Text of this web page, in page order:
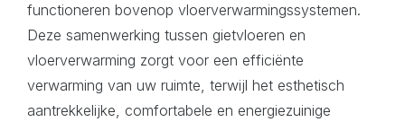
functioneren bovenop vloerverwarmingssystemen.
Deze samenwerking tussen gietvloeren en
vloerverwarming zorgt voor een efficiënte
verwarming van uw ruimte, terwijl het esthetisch
aantrekkelijke, comfortabele en energiezuinige